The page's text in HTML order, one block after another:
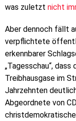
was zuletzt nicht
Aber dennoch fällt
verpflichtete
erkennbarer
„Tagesschau“,
Treibhausgase im
Jahrzehnten
Abgeordnete von